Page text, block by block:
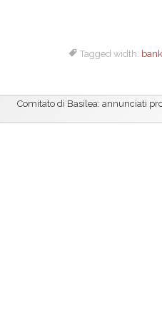
Tagged width:
Comitato di Basilea: annunciati